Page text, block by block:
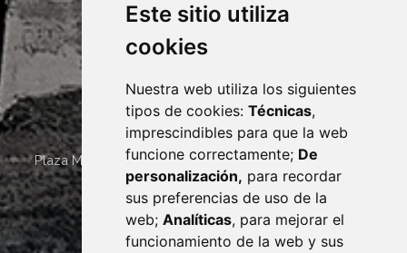
Este sitio utiliza
cookies
Nuestra web utiliza los siguientes
tipos de cookies: Técnicas,
imprescindibles para que la web
funcione correctamente; De
personalización, para recordar
sus preferencias de uso de la
web; Analíticas, para mejorar el
funcionamiento de la web y sus
Plaza Mayor 4 22400 MONZÓN - ARAGÓN (ESPAÑA)
· (34) 974 400 700 ·
sac@monzon.es
monzon.es